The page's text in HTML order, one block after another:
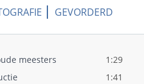
GEVORDERD
meesters
1:29
1:41